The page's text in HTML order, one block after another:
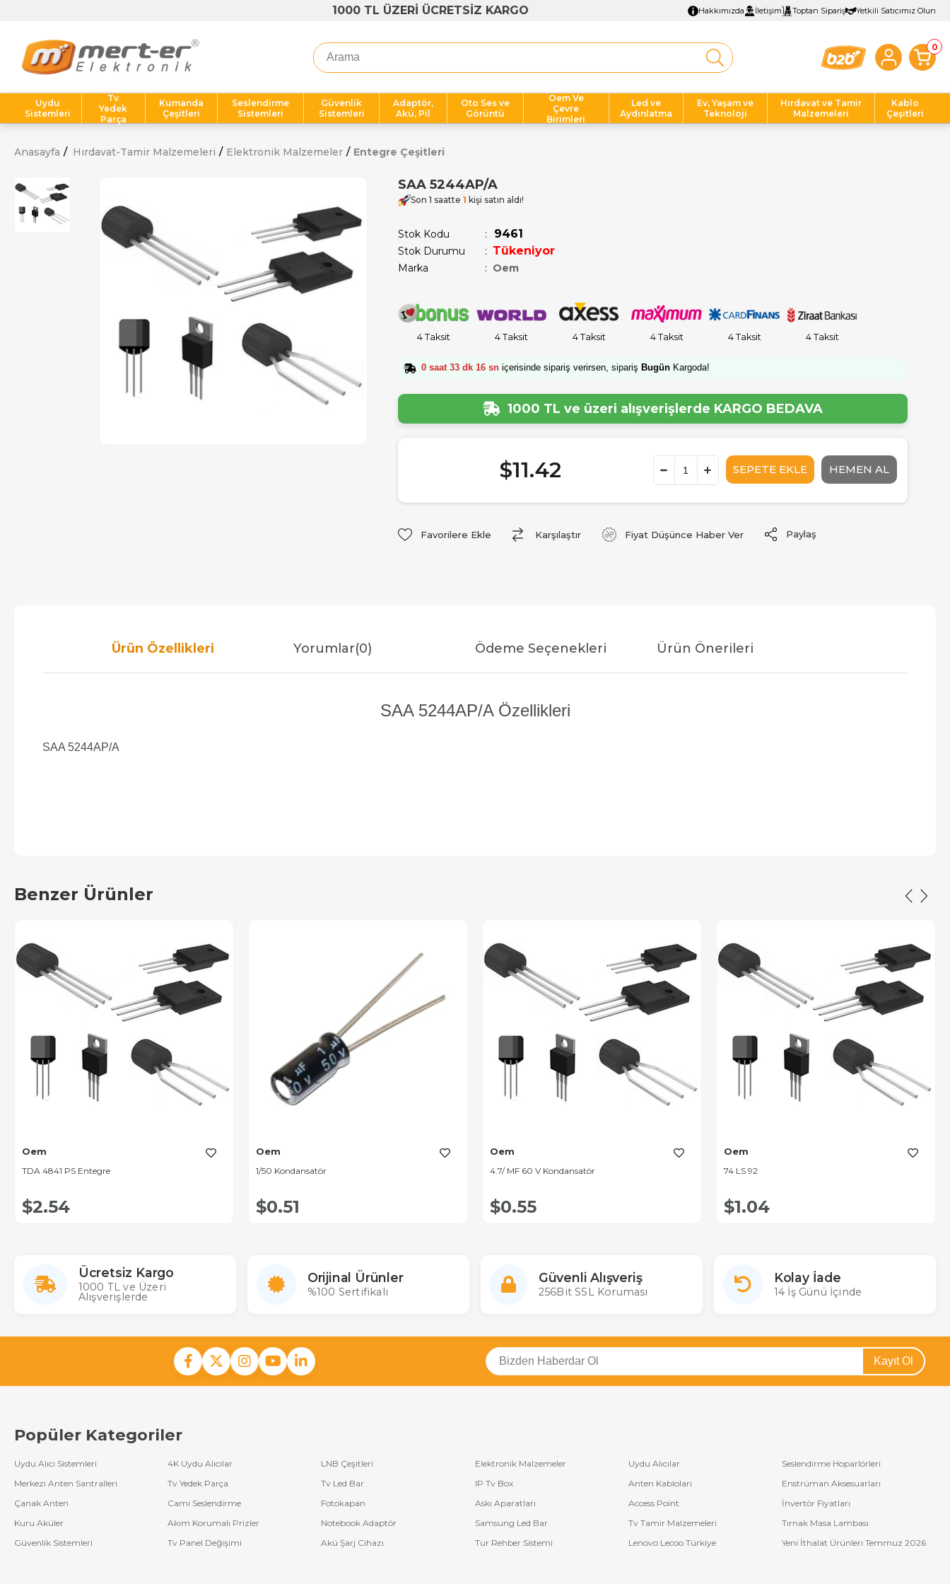
1000 TL ÜZERİ ÜCRETSİZ KARGO Hakkımızda İletişim Toptan Sipariş Yetkili Satıcımız Olun
0
Uydu
Sistemleri
Tv
Yedek
Parça
Kumanda
Çeşitleri
Seslendirme
Sistemleri
Güvenlik
Sistemleri
Adaptör,
Akü, Pil
Oto Ses ve
Görüntü
Oem Ve
Çevre
Birimleri
Led ve
Aydınlatma
Ev, Yaşam ve
Teknoloji
Hırdavat ve Tamir
Malzemeleri
Kablo
Çeşitleri
Anasayfa Hırdavat-Tamir Malzemeleri Elektronik Malzemeler Entegre Çeşitleri
SAA 5244AP/A
Son 1 saatte 1 kişi satın aldı!
Stok Kodu 9461
Stok Durumu : Tükeniyor
Marka : Oem
4 Taksit 4 Taksit 4 Taksit 4 Taksit 4 Taksit 4 Taksit
0 saat 33 dk 16 sn içerisinde sipariş verirsen, sipariş Bugün Kargoda!
1000 TL ve üzeri alışverişlerde KARGO BEDAVA
$11.42
Favorilere Ekle Karşılaştır Fiyat Düşünce Haber Ver Paylaş
Ürün Özellikleri Yorumlar(0) Ödeme Seçenekleri Ürün Önerileri
SAA 5244AP/A Özellikleri
SAA 5244AP/A
Benzer Ürünler
Oem
TDA 4841 PS Entegre
$2.54
Oem
1/50 Kondansatör
$0.51
Oem
4.7/ MF 60 V Kondansatör
$0.55
Oem
74 LS 92
$1.04
Ücretsiz Kargo
1000 TL ve Üzeri
Alışverişlerde
Orijinal Ürünler
%100 Sertifikalı
Güvenli Alışveriş
256Bit SSL Koruması
Kolay İade
14 İş Günü İçinde
Kayıt Ol
Popüler Kategoriler
Uydu Alıcı Sistemleri 4K Uydu Alıcılar LNB Çeşitleri Elektronik Malzemeler Uydu Alıcılar
Seslendirme Hoparlörleri
Merkezi Anten Santralleri
Tv Yedek Parça Tv Led Bar IP Tv Box Anten Kabloları
Enstrüman Aksesuarları
Çanak Anten
Cami Seslendirme Fotokapan Askı Aparatları Access Point
İnvertör Fiyatları
Kuru Aküler
Akım Korumalı Prizler Notebook Adaptör Samsung Led Bar Tv Tamir Malzemeleri
Tırnak Masa Lambası
Güvenlik Sistemleri
Tv Panel Değişimi Akü Şarj Cihazı Tur Rehber Sistemi Lenovo Lecoo Türkiye Yeni İthalat Ürünleri Temmuz 2026